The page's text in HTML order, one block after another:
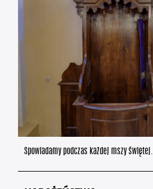
Spowiadamy podczas każdej mszy świętej.